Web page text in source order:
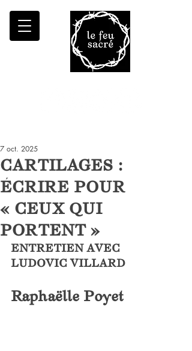
CARTILAGES :
ÉCRIRE POUR
« CEUX QUI
PORTENT »
7 oct. 2025
ENTRETIEN AVEC
LUDOVIC VILLARD
Raphaëlle Poyet